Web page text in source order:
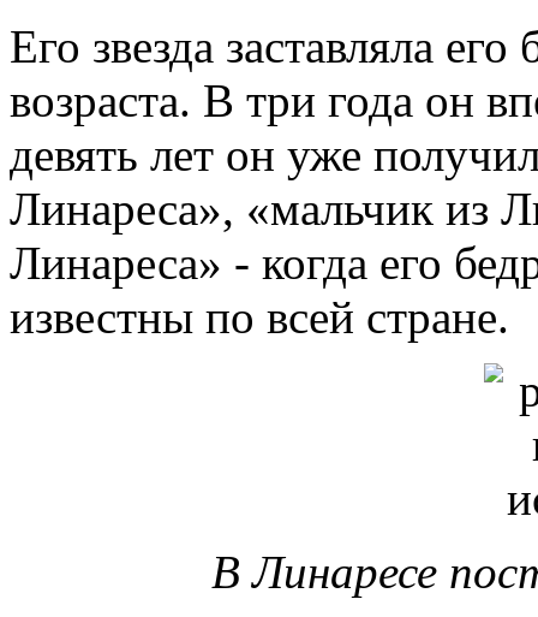
Его звезда заставляла
возраста. В три года он
девять лет он уже
Линареса», «мальчик из
Линареса» - когда его
известны по всей стране.
В Линаресе